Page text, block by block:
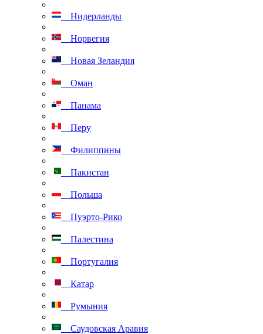
Нидерланды
Норвегия
Новая Зеландия
Оман
Панама
Перу
Филиппины
Пакистан
Польша
Пуэрто-Рико
Палестина
Португалия
Катар
Румыния
Саудовская Аравия